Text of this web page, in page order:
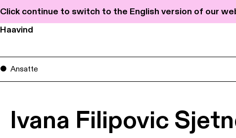
Click continue to switch to the English version of our
Haavind
Ansatte
Ivana Filipovic